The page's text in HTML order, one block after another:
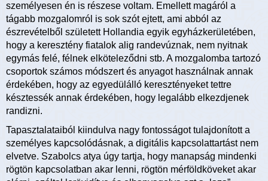
személyesen én is részese voltam. Emellett magáról a
tágabb mozgalomról is sok szót ejtett, ami abból az
észrevételből született Hollandia egyik egyházkerületében,
hogy a keresztény fiatalok alig randevúznak, nem nyitnak
egymás felé, félnek elköteleződni stb. A mozgalomba tartozó
csoportok számos módszert és anyagot használnak annak
érdekében, hogy az egyedülálló keresztényeket tettre
késztessék annak érdekében, hogy legalább elkezdjenek
randizni.
Tapasztalataiból kiindulva nagy fontosságot tulajdonított a
személyes kapcsolódásnak, a digitális kapcsolattartást nem
elvetve. Szabolcs atya úgy tartja, hogy manapság mindenki
rögtön kapcsolatban akar lenni, rögtön mérföldköveket akar